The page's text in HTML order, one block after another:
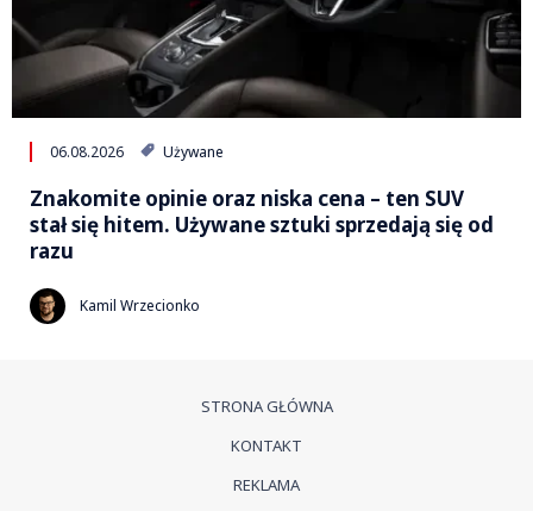
06.08.2026 Używane
Znakomite opinie oraz niska cena – ten SUV
stał się hitem. Używane sztuki sprzedają się od
razu
Kamil Wrzecionko
STRONA GŁÓWNA
KONTAKT
REKLAMA